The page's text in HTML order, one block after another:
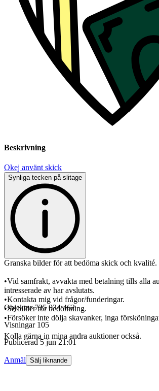
Beskrivning
Okej använt skick
Synliga tecken på slitage
Granska bilder för att bedöma skick och kvalité.
•Vid samfrakt, avvakta med betalning tills alla
intresserade av har avslutats.
•Kontakta mig vid frågor/funderingar.
•Se bilder för bedömning.
•Försöker inte dölja skavanker, inga
Kolla gärna in mina andra auktioner också.
Objektnr 735 034 462
Visningar 105
Publicerad 5 jun 21:01
Anmäl Sälj liknande